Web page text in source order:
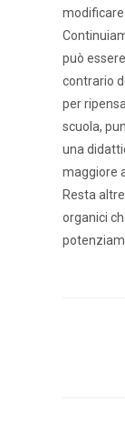
modificare
può
contrario
per
scuola,
una
maggiore
Resta
organici